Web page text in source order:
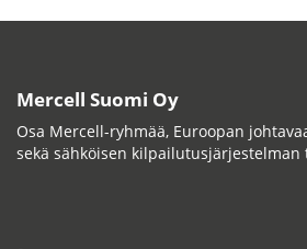
Mercell Suomi Oy
Osa Mercell-ryhmää, Euroopan
sekä sähköisen kilpailutusjärjestelman